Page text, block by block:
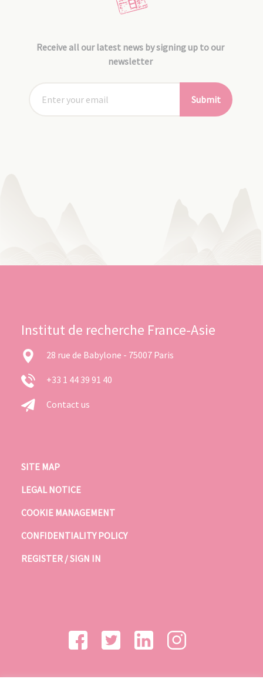
Receive all our latest news by signing up to our
newsletter
Submit
Institut de recherche France-Asie
28 rue de Babylone - 75007 Paris
+33 1 44 39 91 40
Contact us
SITE MAP
LEGAL NOTICE
COOKIE MANAGEMENT
CONFIDENTIALITY POLICY
REGISTER / SIGN IN